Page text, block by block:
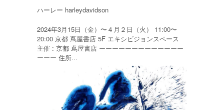
ハーレー harleydavidson
2024年3月15日（金）〜４月２日（火） 11:00〜
20:00 京都 蔦屋書店 5F エキシビジョンスペース
主催 : 京都 蔦屋書店 ーーーーーーーーーーーーー
ーーー 住所...